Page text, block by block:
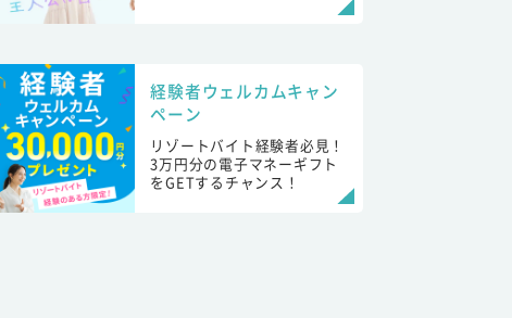
経験者ウェルカムキャン
ペーン
リゾートバイト経験者必見！
3万円分の電子マネーギフト
をGETするチャンス！